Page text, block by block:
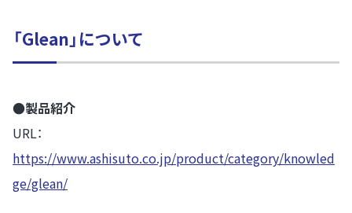
「Glean」について
●製品紹介
URL：
https://www.ashisuto.co.jp/product/category/knowled
ge/glean/